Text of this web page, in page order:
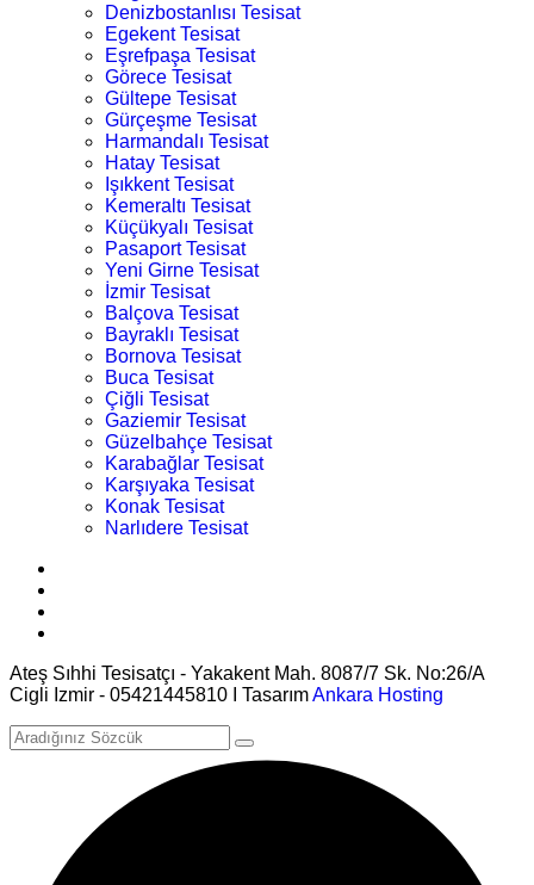
Denizbostanlısı Tesisat
Egekent Tesisat
Eşrefpaşa Tesisat
Görece Tesisat
Gültepe Tesisat
Gürçeşme Tesisat
Harmandalı Tesisat
Hatay Tesisat
Işıkkent Tesisat
Kemeraltı Tesisat
Küçükyalı Tesisat
Pasaport Tesisat
Yeni Girne Tesisat
İzmir Tesisat
Balçova Tesisat
Bayraklı Tesisat
Bornova Tesisat
Buca Tesisat
Çiğli Tesisat
Gaziemir Tesisat
Güzelbahçe Tesisat
Karabağlar Tesisat
Karşıyaka Tesisat
Konak Tesisat
Narlıdere Tesisat
Ateş Sıhhi Tesisatçı - Yakakent Mah. 8087/7 Sk. No:26/A
Cigli Izmir - 05421445810 I TasarımAnkara Hosting